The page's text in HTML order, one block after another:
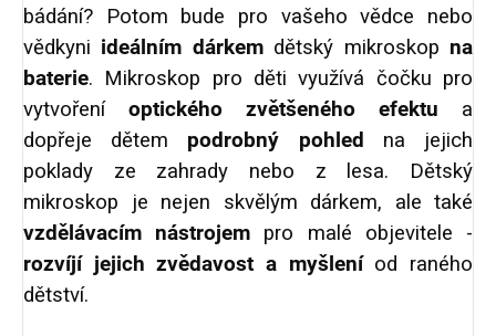
bádání? Potom bude pro vašeho vědce nebo
vědkyni ideálním dárkemdětský mikroskop na
baterie. Mikroskop pro děti využívá čočku pro
vytvoření optického zvětšeného efektu a
dopřeje dětem podrobný pohled na jejich
poklady ze zahrady nebo z lesa. Dětský
mikroskop je nejen skvělým dárkem, ale také
vzdělávacím nástrojem pro malé objevitele -
rozvíjí jejich zvědavost a myšleníod raného
dětství.